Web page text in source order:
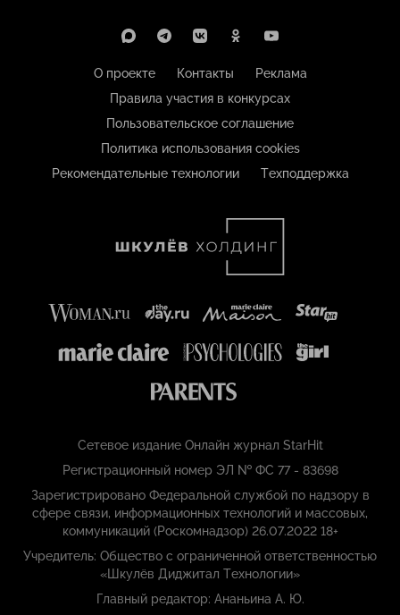
О проекте Контакты
Реклама
Правила участия в конкурсах
Пользовательское соглашение
Политика использования cookies
Рекомендательные технологии
Техподдержка
Сетевое издание Онлайн журнал StarHit
Регистрационный номер ЭЛ № ФС 77 - 83698
Зарегистрировано Федеральной службой по надзору в
сфере связи, информационных технологий и массовых,
коммуникаций (Роскомнадзор) 26.07.2022 18+
Учредитель: Общество с ограниченной ответственностью
«Шкулёв Диджитал Технологии»
Главный редактор: Ананьина А. Ю.